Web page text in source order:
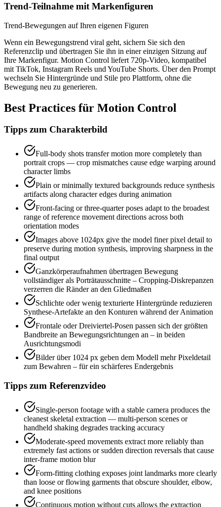
Trend-Teilnahme mit Markenfiguren
Trend-Bewegungen auf Ihren eigenen Figuren
Wenn ein Bewegungstrend viral geht, sichern Sie sich den
Referenzclip und übertragen Sie ihn in einer einzigen Sitzung auf
Ihre Markenfigur. Motion Control liefert 720p-Video, kompatibel
mit TikTok, Instagram Reels und YouTube Shorts. Über den Prompt
wechseln Sie Hintergründe und Stile pro Plattform, ohne die
Bewegung neu zu generieren.
Best Practices für Motion Control
Tipps zum Charakterbild
Full-body shots transfer motion more completely than
portrait crops — crop mismatches cause edge warping around
character limbs
Plain or minimally textured backgrounds reduce synthesis
artifacts along character edges during animation
Front-facing or three-quarter poses adapt to the broadest
range of reference movement directions across both
orientation modes
Images above 1024px give the model finer pixel detail to
preserve during motion synthesis, improving sharpness in the
final output
Ganzkörperaufnahmen übertragen Bewegung
vollständiger als Porträtausschnitte – Cropping-Diskrepanzen
verzerren die Ränder an den Gliedmaßen
Schlichte oder wenig texturierte Hintergründe reduzieren
Synthese-Artefakte an den Konturen während der Animation
Frontale oder Dreiviertel-Posen passen sich der größten
Bandbreite an Bewegungsrichtungen an – in beiden
Ausrichtungsmodi
Bilder über 1024 px geben dem Modell mehr Pixeldetail
zum Bewahren – für ein schärferes Endergebnis
Tipps zum Referenzvideo
Single-person footage with a stable camera produces the
cleanest skeletal extraction — multi-person scenes or
handheld shaking degrades tracking accuracy
Moderate-speed movements extract more reliably than
extremely fast actions or sudden direction reversals that cause
inter-frame motion blur
Form-fitting clothing exposes joint landmarks more clearly
than loose or flowing garments that obscure shoulder, elbow,
and knee positions
Continuous motion without cuts allows the extraction